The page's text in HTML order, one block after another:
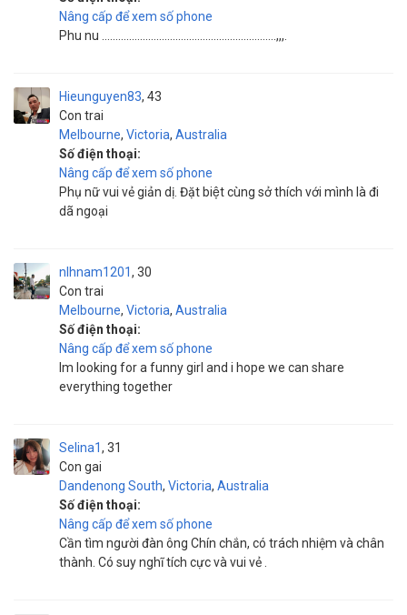
Nâng cấp để xem số phone
Phu nu ................................................................,,,.
Hieunguyen83
Con trai
43
Melbourne, Victoria, Australia
Số điện thoại:
Nâng cấp để xem số phone
Phụ nữ vui vẻ giản dị. Đặt biệt cùng sở thích với mình là đi
dã ngoại
nlhnam1201
Con trai
30
Melbourne, Victoria, Australia
Số điện thoại:
Nâng cấp để xem số phone
Im looking for a funny girl and i hope we can share
everything together
Selina1
Con gai
31
Dandenong South, Victoria, Australia
Số điện thoại:
Nâng cấp để xem số phone
Cần tìm người đàn ông Chín chắn, có trách nhiệm và chân
thành. Có suy nghĩ tích cực và vui vẻ .